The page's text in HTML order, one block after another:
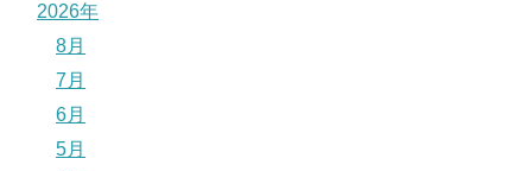
2026年
8月
7月
6月
5月